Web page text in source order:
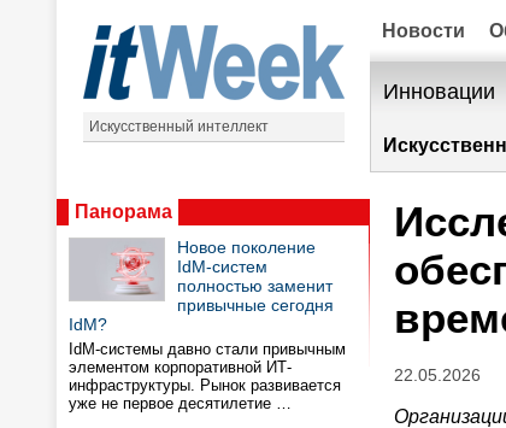
Искусственный интеллект
Новости
Инновации
Панорама
Новое поколение
IdM-систем
полностью заменит
привычные сегодня
IdM?
IdM-системы давно стали привычным
элементом корпоративной ИТ-
инфраструктуры. Рынок развивается
уже не первое десятилетие …
22.05.2026